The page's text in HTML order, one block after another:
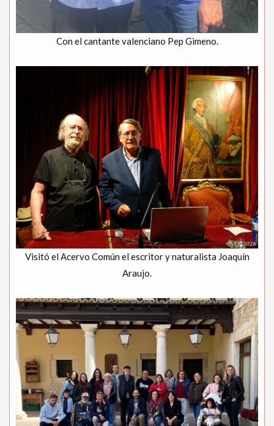
Con el cantante valenciano Pep Gimeno.
Visitó el Acervo Común el escritor y naturalista Joaquín
Araujo.